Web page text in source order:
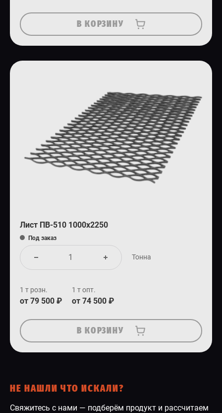
В КОРЗИНУ
Лист ПВ-510 1000х2250
Под заказ
Тонна
1 т розн.
от 79 500 ₽
1 т опт.
от 74 500 ₽
В КОРЗИНУ
НЕ НАШЛИ ЧТО ИСКАЛИ?
Свяжитесь с нами — подберём продукт и рассчитаем